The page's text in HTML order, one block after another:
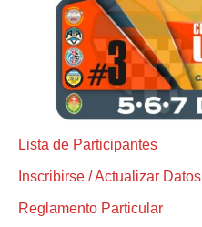
Lista de Participantes
Inscribirse / Actualizar Datos
Reglamento Particular